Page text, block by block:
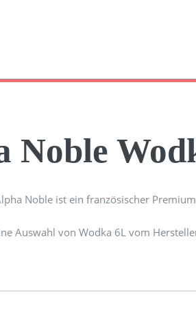
Noble
Noble ist ein französischer
Auswahl von Wodka 6L vom